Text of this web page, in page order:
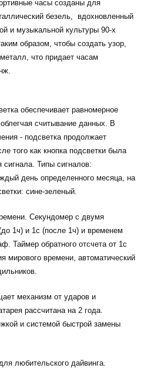
часы созданы для
безель, вдохновленный
и музыкальной культуры 90-х
образом, чтобы создать узор,
что придает часам
обеспечивает равномерное
считывание данных. В
- подсветка продолжает
того как кнопка подсветки была
Типы сигналов:
день определенного месяца, на
сине-зеленый.
Секундомер с двумя
1ч) и 1с (после 1ч) и временем
Таймер обратного отсчета от 1с
мирового времени, автоматический
механизм от ударов и
рассчитана на 2 года.
и системой быстрой замены
любительского дайвинга.